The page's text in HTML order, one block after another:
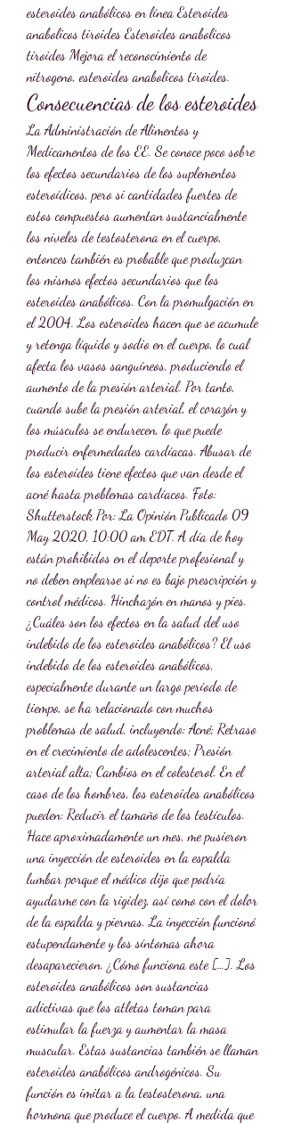
esteroides anabólicos en línea Esteroides
anabolicos tiroides Esteroides anabolicos
tiroides Mejora el reconocimiento de
nitrogeno, esteroides anabolicos tiroides.
Consecuencias de los esteroides
La Administración de Alimentos y
Medicamentos de los EE. Se conoce poco sobre
los efectos secundarios de los suplementos
esteroídicos, pero si cantidades fuertes de
estos compuestos aumentan sustancialmente
los niveles de testosterona en el cuerpo,
entonces también es probable que produzcan
los mismos efectos secundarios que los
esteroides anabólicos. Con la promulgación en
el 2004. Los esteroides hacen que se acumule
y retenga líquido y sodio en el cuerpo, lo cual
afecta los vasos sanguíneos, produciendo el
aumento de la presión arterial. Por tanto,
cuando sube la presión arterial, el corazón y
los músculos se endurecen, lo que puede
producir enfermedades cardíacas. Abusar de
los esteroides tiene efectos que van desde el
acné hasta problemas cardíacos. Foto:
Shutterstock Por: La Opinión Publicado 09
May 2020, 10:00 am EDT. A día de hoy
están prohibidos en el deporte profesional y
no deben emplearse si no es bajo prescripción y
control médicos. Hinchazón en manos y pies.
¿Cuáles son los efectos en la salud del uso
indebido de los esteroides anabólicos? El uso
indebido de los esteroides anabólicos,
especialmente durante un largo período de
tiempo, se ha relacionado con muchos
problemas de salud, incluyendo: Acné; Retraso
en el crecimiento de adolescentes; Presión
arterial alta; Cambios en el colesterol. En el
caso de los hombres, los esteroides anabólicos
pueden: Reducir el tamaño de los testículos.
Hace aproximadamente un mes, me pusieron
una inyección de esteroides en la espalda
lumbar porque el médico dijo que podría
ayudarme con la rigidez, así como con el dolor
de la espalda y piernas. La inyección funcionó
estupendamente y los síntomas ahora
desaparecieron. ¿Cómo funciona este […]. Los
esteroides anabólicos son sustancias
adictivas que los atletas toman para
estimular la fuerza y aumentar la masa
muscular. Estas sustancias también se llaman
esteroides anabólicos androgénicos. Su
función es imitar a la testosterona, una
hormona que produce el cuerpo. A medida que